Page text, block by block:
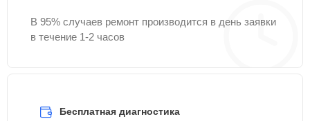
В 95% случаев ремонт производится в день заявки
в течение 1-2 часов
Бесплатная диагностика